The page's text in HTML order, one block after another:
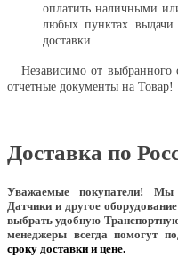
оплатить наличными
любых пунктах
доставки.
Независимо от выбранного
отчетные документы на Товар!
Доставка по
Уважаемые покупатели! Мы
Датчики и другое
выбрать удобную
менеджеры всегда помогут
сроку доставки и цене.